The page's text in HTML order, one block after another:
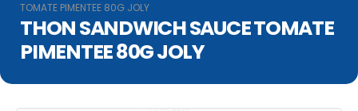
TOMATE PIMENTEE 80G JOLY
THON SANDWICH SAUCE TOMATE
PIMENTEE 80G JOLY